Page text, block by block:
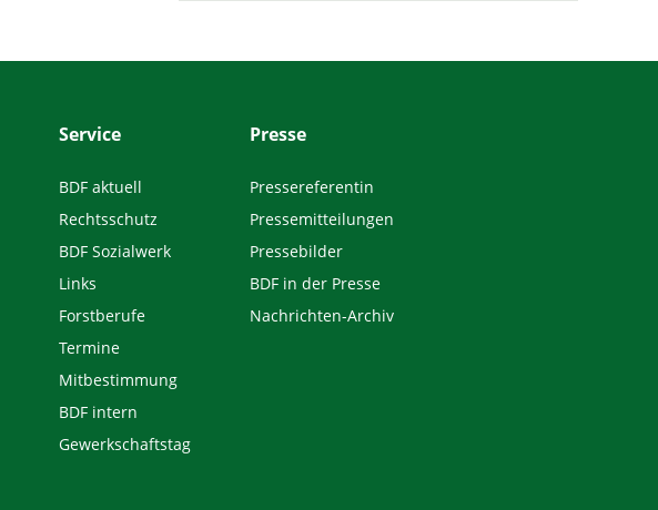
Service
BDF aktuell
Rechtsschutz
BDF Sozialwerk
Links
Forstberufe
Termine
Mitbestimmung
BDF intern
Gewerkschaftstag
Presse
Pressereferentin
Pressemitteilungen
Pressebilder
BDF in der Presse
Nachrichten-Archiv